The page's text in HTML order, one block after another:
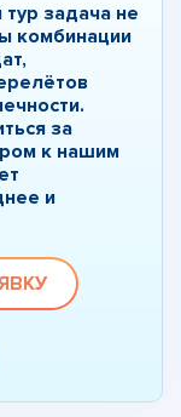
задача не
комбинации
за
к нашим
и